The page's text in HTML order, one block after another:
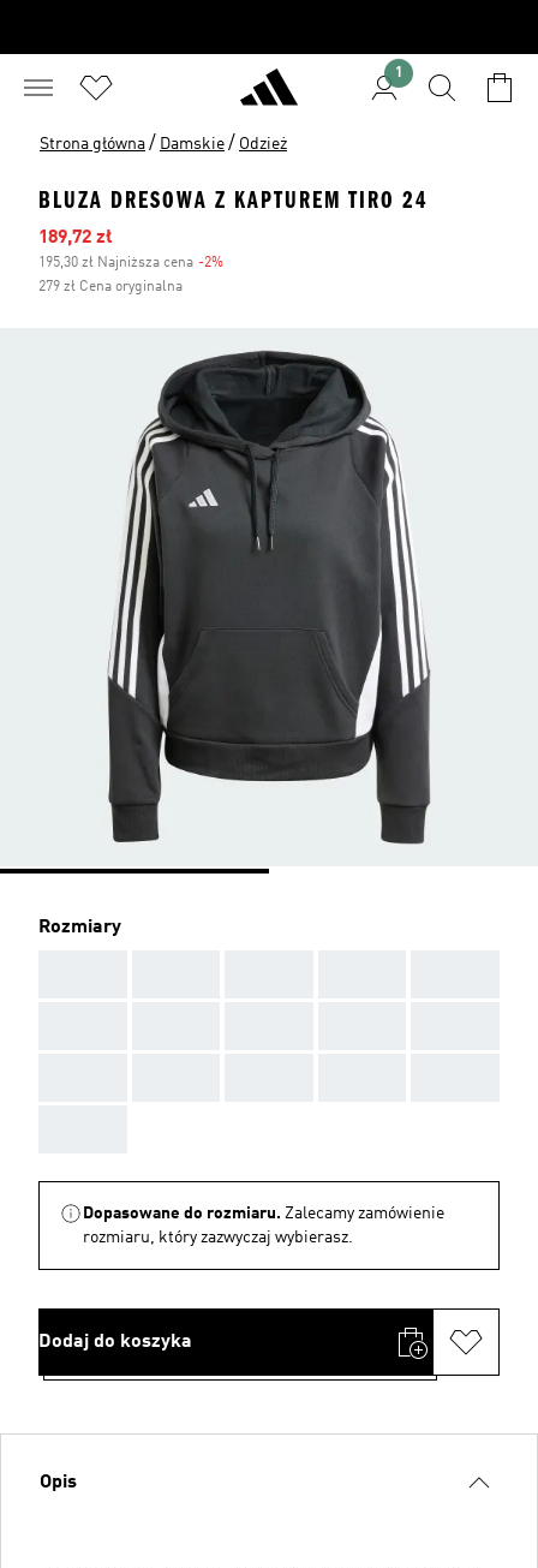
1
Strona główna / Damskie / Odzież
BLUZA DRESOWA Z KAPTUREM TIRO 24
Ceny na wyprzedaży
189,72 zł
195,30 zł Najniższa cena -2%
279 zł Cena oryginalna
Rozmiary
Dopasowane do rozmiaru. Zalecamy zamówienie
rozmiaru, który zazwyczaj wybierasz.
Dodaj do koszyka
Opis